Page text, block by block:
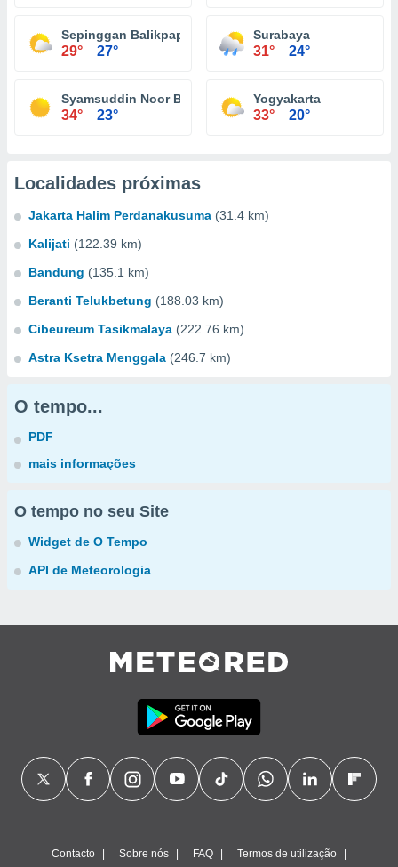
Sepinggan Balikpapan
29° 27°
Surabaya
31° 24°
Syamsuddin Noor Banjarmasin
34° 23°
Yogyakarta
33° 20°
Localidades próximas
Jakarta Halim Perdanakusuma (31.4 km)
Kalijati (122.39 km)
Bandung (135.1 km)
Beranti Telukbetung (188.03 km)
Cibeureum Tasikmalaya (222.76 km)
Astra Ksetra Menggala (246.7 km)
O tempo...
PDF
mais informações
O tempo no seu Site
Widget de O Tempo
API de Meteorologia
Contacto Sobre nós FAQ Termos de utilização